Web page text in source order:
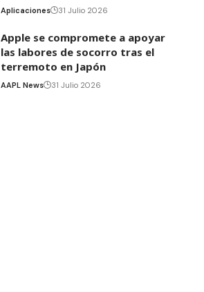
Aplicaciones 31 Julio 2026
Apple se compromete a apoyar
las labores de socorro tras el
terremoto en Japón
AAPL News 31 Julio 2026